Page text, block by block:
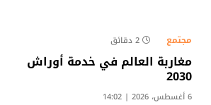
مجتمع 2 دقائق
مغاربة العالم في خدمة أوراش
2030
6 أغسطس، 2026 | 14:02